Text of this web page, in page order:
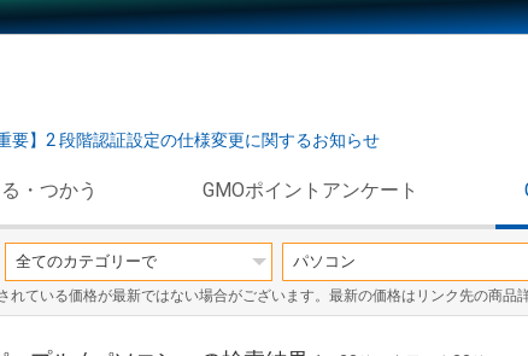
要】2 段階認証設定の仕様変更に関するお知らせ
・つかう GMOポイントアンケート
れている価格が最新ではない場合がございます。最新の価格はリンク先の商品